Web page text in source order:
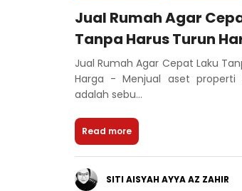
Jual Rumah Agar
Tanpa Harus Turun
Jual Rumah Agar Cepat Laku
Harga - Menjual aset properti
adalah sebu...
Read more
SITI AISYAH AYYA AZ ZAHIR